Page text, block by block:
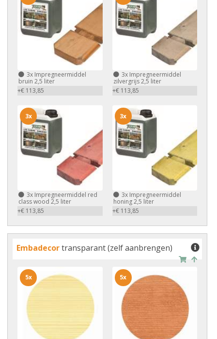
3x Impregneermiddel
bruin 2,5 liter
+€ 113,85
3xImpregneermiddel
zilvergrijs 2,5 liter
+€ 113,85
3x Impregneermiddel red
class wood 2,5 liter
+€ 113,85
3x
3xImpregneermiddel
honing 2,5 liter
+€ 113,85
3x
Embadecortransparant (zelf aanbrengen)
5x 5x